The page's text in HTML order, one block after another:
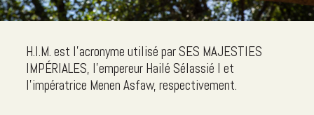
H.I.M. est l'acronyme utilisé par SES MAJESTIES
IMPÉRIALES, l'empereur Hailé Sélassié I et
l'impératrice Menen Asfaw, respectivement.